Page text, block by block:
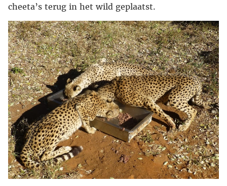
cheeta’s terug in het wild geplaatst.